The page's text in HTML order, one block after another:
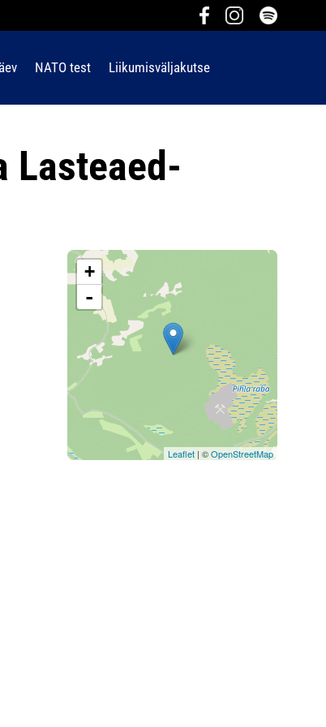
NATO test Liikumisväljakutse
Lasteaed-
+
-
Leaflet | ©OpenStreetMap